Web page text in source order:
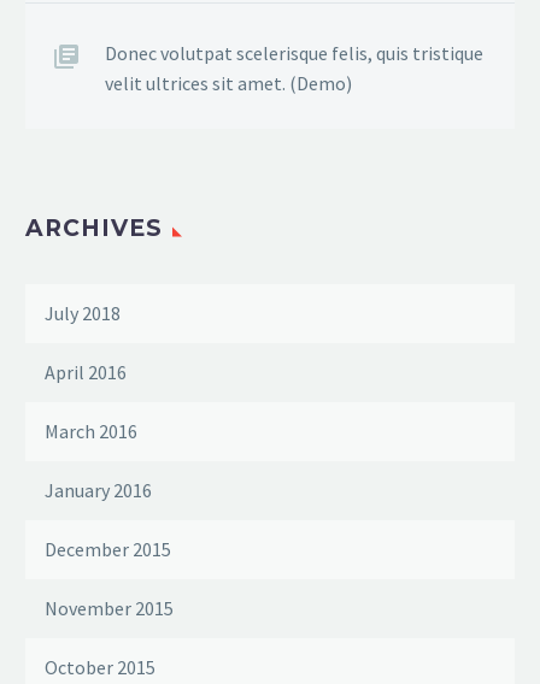
Donec volutpat scelerisque felis, quis tristique
velit ultrices sit amet. (Demo)
ARCHIVES
July 2018
April 2016
March 2016
January 2016
December 2015
November 2015
October 2015